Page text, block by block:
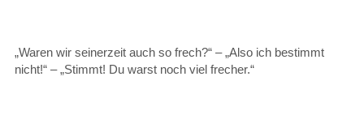
„Waren wir seinerzeit auch so frech?“ – „Also ich bestimmt
nicht!“ – „Stimmt! Du warst noch viel frecher.“